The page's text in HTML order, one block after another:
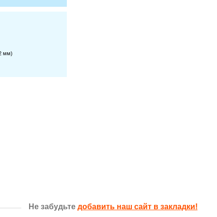
мм)
Не забудьте добавить наш сайт в закладки!